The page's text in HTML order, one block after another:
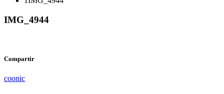
IMG_4944
Compartir
coonic